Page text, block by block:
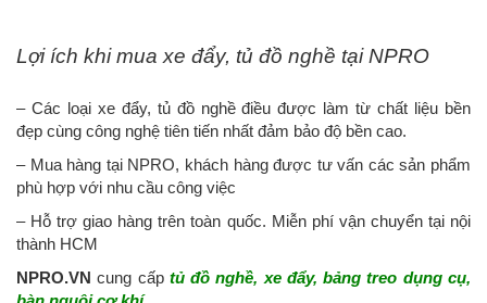
Lợi ích khi mua xe đẩy, tủ đồ nghề tại NPRO
– Các loại xe đẩy, tủ đồ nghề điều được làm từ chất liệu bền
đẹp cùng công nghệ tiên tiến nhất đảm bảo độ bền cao.
– Mua hàng tại NPRO, khách hàng được tư vấn các sản phẩm
phù hợp với nhu cầu công việc
– Hỗ trợ giao hàng trên toàn quốc. Miễn phí vận chuyển tại nội
thành HCM
NPRO.VN cung cấp tủ đồ nghề, xe đẩy, bảng treo dụng cụ,